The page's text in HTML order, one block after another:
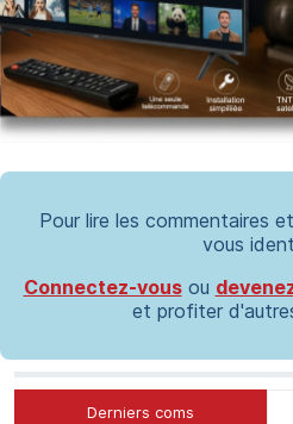
Pour lire les commentaires
vous
Connectez-vousou
et profiter
Derniers coms